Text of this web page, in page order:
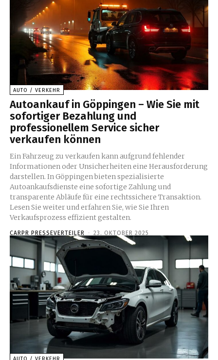
AUTO / VERKEHR
Autoankauf in Göppingen – Wie Sie mit
sofortiger Bezahlung und
professionellem Service sicher
verkaufen können
Ein Fahrzeug zu verkaufen kann aufgrund fehlender
Informationen oder Unsicherheiten eine Herausforderung
darstellen. In Göppingen bieten spezialisierte
Autoankaufsdienste eine sofortige Zahlung und
transparente Abläufe für eine rechtssichere Transaktion.
Lesen Sie weiter und erfahren Sie, wie Sie Ihren
Verkaufsprozess effizient gestalten.
CARPR PRESSEVERTEILER - 23. OKTOBER 2025